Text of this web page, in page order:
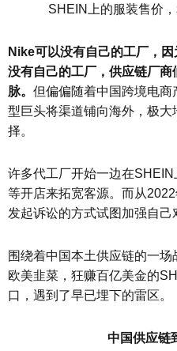
SHEIN上的服装售价
Nike可以没有自己的工厂，
没有自己的工厂，供应链厂
脉。 但偏偏随着中国跨境电商
型巨头将渠道铺向海外，极
择。
许多代工厂开始一边在
等开店来拓宽客源。而从
发起诉讼的方式试图加强自己
围绕着中国本土供应链的一
欧美韭菜，狂赚百亿美金的
口，遇到了早已埋下的雷区。
中国供应链